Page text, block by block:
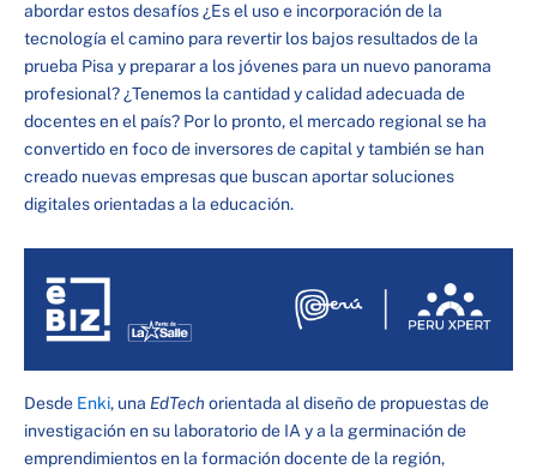
abordar estos desafíos ¿Es el uso e incorporación de la
tecnología el camino para revertir los bajos resultados de la
prueba Pisa y preparar a los jóvenes para un nuevo panorama
profesional? ¿Tenemos la cantidad y calidad adecuada de
docentes en el país? Por lo pronto, el mercado regional se ha
convertido en foco de inversores de capital y también se han
creado nuevas empresas que buscan aportar soluciones
digitales orientadas a la educación.
Desde Enki, una EdTechorientada al diseño de propuestas de
investigación en su laboratorio de IA y a la germinación de
emprendimientos en la formación docente de la región,